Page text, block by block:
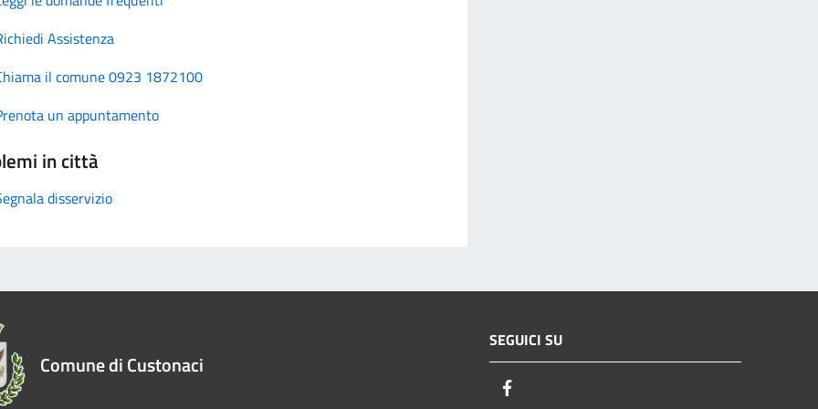
Assistenza
il comune 0923 1872100
un appuntamento
in città
disservizio
Comune di Custonaci
SEGUICI SU